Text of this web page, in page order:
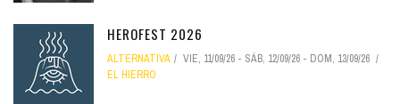
HEROFEST 2026
ALTERNATIVA VIE, 11/09/26 - SÁB, 12/09/26 - DOM, 13/09/26
EL HIERRO